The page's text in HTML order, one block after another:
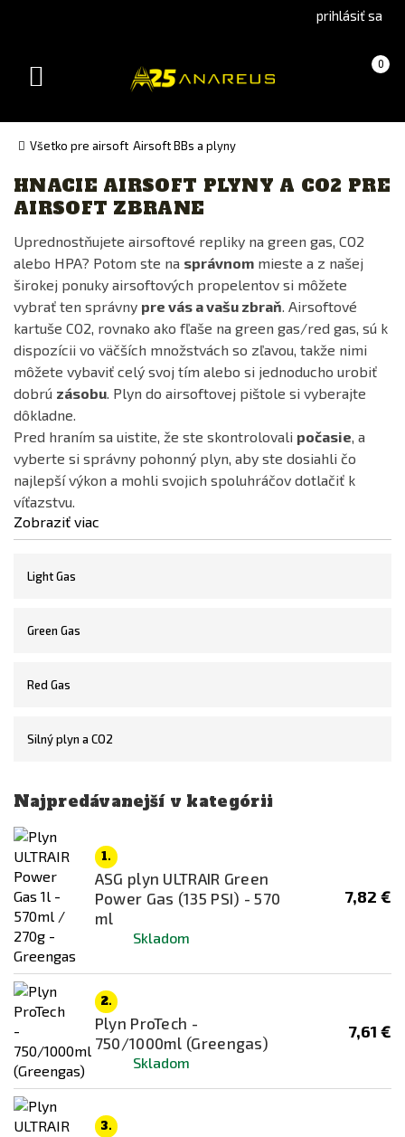
(Czech)version
prihlásiť sa
Košík 0
(prázdny)
Toggle
Všetko pre airsoft Airsoft BBs a plyny
Výrobca
Bernzomatic
Nimrod
NUPROL
ProTech Guns
Specna Arms
Cena
0€ 19€
Dostupnost
skladem
Červená
Zlatá
HNACIE AIRSOFT PLYNY A CO2 PRE
AIRSOFT ZBRANE
Uprednostňujete airsoftové repliky na green gas, CO2
alebo HPA? Potom ste na správnom mieste a z našej
širokej ponuky airsoftových propelentov si môžete
vybrať ten správny pre vás a vašu zbraň. Airsoftové
kartuše CO2, rovnako ako fľaše na green gas/red gas, sú k
dispozícii vo väčších množstvách so zľavou, takže nimi
môžete vybaviť celý svoj tím alebo si jednoducho urobiť
dobrú zásobu. Plyn do airsoftovej pištole si vyberajte
dôkladne.
Pred hraním sa uistite, že ste skontrolovali počasie, a
vyberte si správny pohonný plyn, aby ste dosiahli čo
najlepší výkon a mohli svojich spoluhráčov dotlačiť k
víťazstvu.
Zobraziť viac
Light Gas
Green Gas
Red Gas
Silný plyn a CO2
Najpredávanejší v kategórii
1.
ASG plyn ULTRAIR Green
Power Gas (135 PSI) - 570
ml
Skladom
7,82 €
2.
Plyn ProTech -
750/1000ml (Greengas)
Skladom
7,61 €
3.